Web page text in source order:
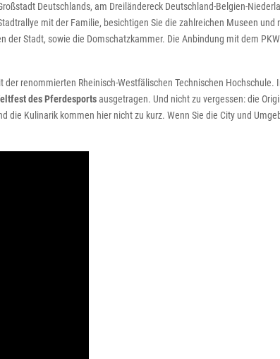
Deutschlands, am Dreiländereck Deutschland-Belgien-
mit der Familie, besichtigen Sie die zahlreichen Museen und
der Stadt, sowie die Domschatzkammer. Die Anbindung mit dem
renommierten Rheinisch-Westfälischen Technischen Hochschule.
des Pferdesportsausgetragen. Und nicht zu vergessen: die
die Kulinarik kommen hier nicht zu kurz. Wenn Sie die City und